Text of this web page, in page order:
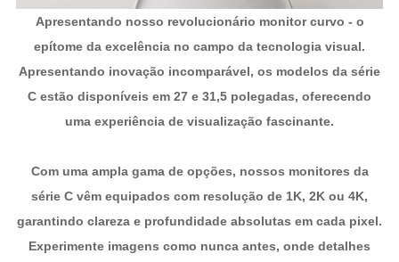
Apresentando nosso revolucionário monitor curvo - o
epítome da excelência no campo da tecnologia visual.
Apresentando inovação incomparável, os modelos da série
C estão disponíveis em 27 e 31,5 polegadas, oferecendo
uma experiência de visualização fascinante.
Com uma ampla gama de opções, nossos monitores da
série C vêm equipados com resolução de 1K, 2K ou 4K,
garantindo clareza e profundidade absolutas em cada pixel.
Experimente imagens como nunca antes, onde detalhes